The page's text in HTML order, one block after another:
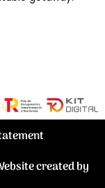
created by